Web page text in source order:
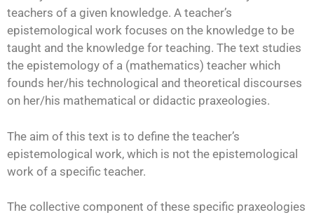
teachers of a given knowledge. A teacher’s
epistemological work focuses on the knowledge to be
taught and the knowledge for teaching. The text studies
the epistemology of a (mathematics) teacher which
founds her/his technological and theoretical discourses
on her/his mathematical or didactic praxeologies.
The aim of this text is to define the teacher’s
epistemological work, which is not the epistemological
work of a specific teacher.
The collective component of these specific praxeologies